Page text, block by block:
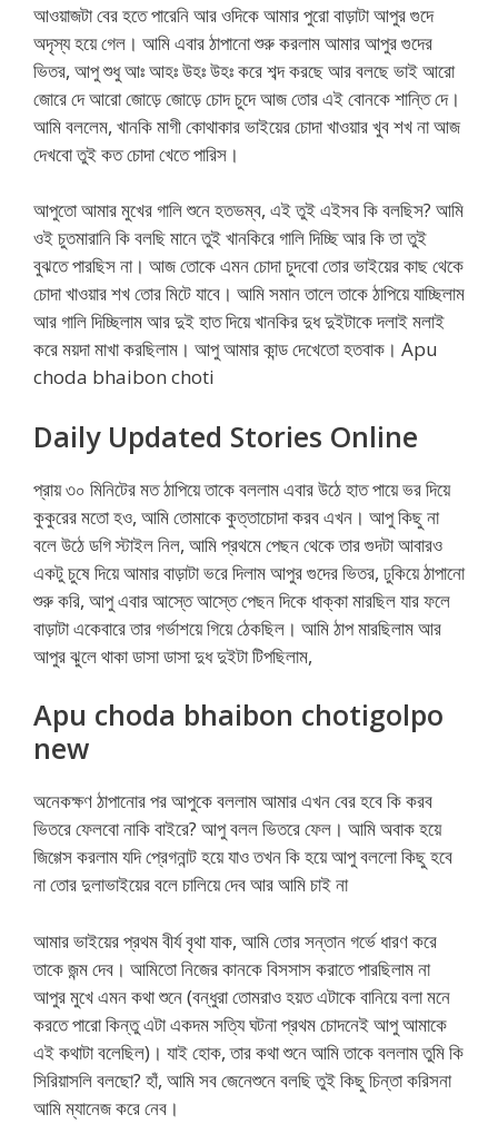
আওয়াজটা বের হতে পারেনি আর ওদিকে আমার পুরো বাড়াটা আপুর গুদে
অদৃস্য হয়ে গেল। আমি এবার ঠাপানো শুরু করলাম আমার আপুর গুদের
ভিতর, আপু শুধু আঃ আহঃ উহঃ উহঃ করে শব্দ করছে আর বলছে ভাই আরো
জোরে দে আরো জোড়ে জোড়ে চোদ চুদে আজ তোর এই বোনকে শান্তি দে।
আমি বললেম, খানকি মাগী কোথাকার ভাইয়ের চোদা খাওয়ার খুব শখ না আজ
দেখবো তুই কত চোদা খেতে পারিস।
আপুতো আমার মুখের গালি শুনে হতভম্ব, এই তুই এইসব কি বলছিস? আমি
ওই চুতমারানি কি বলছি মানে তুই খানকিরে গালি দিচ্ছি আর কি তা তুই
বুঝতে পারছিস না। আজ তোকে এমন চোদা চুদবো তোর ভাইয়ের কাছ থেকে
চোদা খাওয়ার শখ তোর মিটে যাবে। আমি সমান তালে তাকে ঠাপিয়ে যাচ্ছিলাম
আর গালি দিচ্ছিলাম আর দুই হাত দিয়ে খানকির দুধ দুইটাকে দলাই মলাই
করে ময়দা মাখা করছিলাম। আপু আমার কান্ড দেখেতো হতবাক। Apu
choda bhaibon choti
Daily Updated Stories Online
প্রায় ৩০ মিনিটের মত ঠাপিয়ে তাকে বললাম এবার উঠে হাত পায়ে ভর দিয়ে
কুকুরের মতো হও, আমি তোমাকে কুত্তাচোদা করব এখন। আপু কিছু না
বলে উঠে ডগি স্টাইল নিল, আমি প্রথমে পেছন থেকে তার গুদটা আবারও
একটু চুষে দিয়ে আমার বাড়াটা ভরে দিলাম আপুর গুদের ভিতর, ঢুকিয়ে ঠাপানো
শুরু করি, আপু এবার আস্তে আস্তে পেছন দিকে ধাক্কা মারছিল যার ফলে
বাড়াটা একেবারে তার গর্ভাশয়ে গিয়ে ঠেকছিল। আমি ঠাপ মারছিলাম আর
আপুর ঝুলে থাকা ডাসা ডাসা দুধ দুইটা টিপছিলাম,
Apu choda bhaibon chotigolpo
new
অনেকক্ষণ ঠাপানোর পর আপুকে বললাম আমার এখন বের হবে কি করব
ভিতরে ফেলবো নাকি বাইরে? আপু বলল ভিতরে ফেল। আমি অবাক হয়ে
জিগ্গেস করলাম যদি প্রেগনান্ট হয়ে যাও তখন কি হয়ে আপু বললো কিছু হবে
না তোর দুলাভাইয়ের বলে চালিয়ে দেব আর আমি চাই না
আমার ভাইয়ের প্রথম বীর্য বৃথা যাক, আমি তোর সন্তান গর্ভে ধারণ করে
তাকে জন্ম দেব। আমিতো নিজের কানকে বিসসাস করাতে পারছিলাম না
আপুর মুখে এমন কথা শুনে (বন্ধুরা তোমরাও হয়ত এটাকে বানিয়ে বলা মনে
করতে পারো কিন্তু এটা একদম সত্যি ঘটনা প্রথম চোদনেই আপু আমাকে
এই কথাটা বলেছিল)। যাই হোক, তার কথা শুনে আমি তাকে বললাম তুমি কি
সিরিয়াসলি বলছো? হাঁ, আমি সব জেনেশুনে বলছি তুই কিছু চিন্তা করিসনা
আমি ম্যানেজ করে নেব।